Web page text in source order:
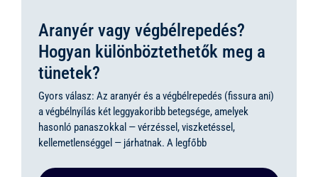
Aranyér vagy végbélrepedés?
Hogyan különböztethetők meg a
tünetek?
Gyors válasz: Az aranyér és a végbélrepedés (fissura ani)
a végbélnyílás két leggyakoribb betegsége, amelyek
hasonló panaszokkal — vérzéssel, viszketéssel,
kellemetlenséggel — járhatnak. A legfőbb